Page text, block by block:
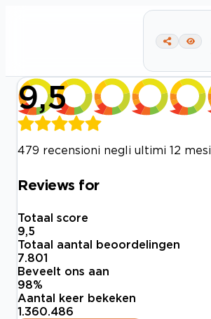
9,5
479 recensioni negli ultimi 12 mesi
Reviews for
Totaal score
9,5
Totaal aantal beoordelingen
7.801
Beveelt ons aan
98%
Aantal keer bekeken
1.360.486